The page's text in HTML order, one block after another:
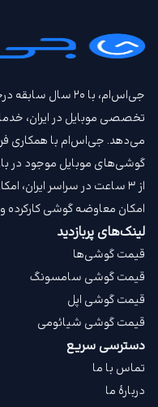
جی‌اس‌ام، با ۲۰
تخصصی موبایل در ایران،
می‌دهد. جی‌اس‌ام با همکاری
گوشی‌های موبایل موجود در
از ۳ ساعت در سراسر ایران،
امکان معاوضه گوشی
لینک‌های پربازدید
قیمت گوشی‌ها
قیمت گوشی سامسونگ
قیمت گوشی اپل
قیمت گوشی شیائومی
دسترسی سریع
تماس با ما
دربارهٔ ما